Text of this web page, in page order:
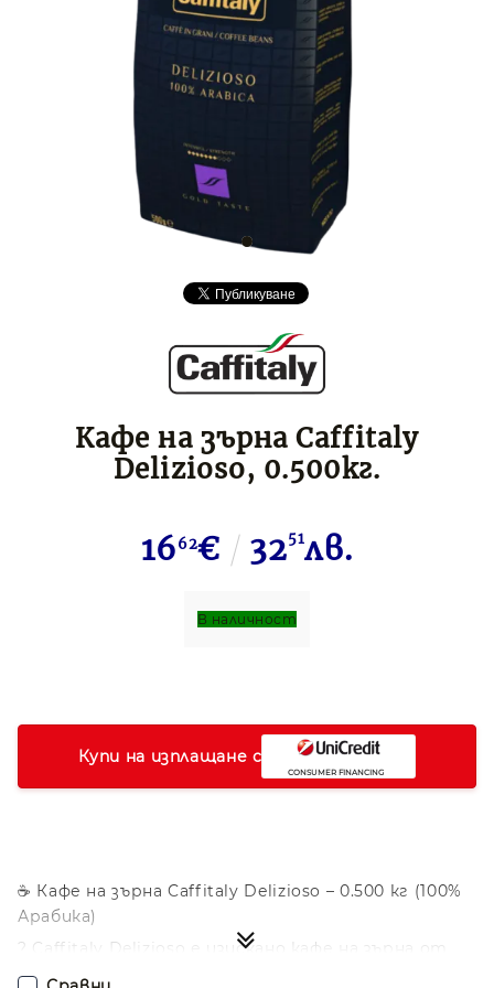
Кафе на зърна Caffitaly
Delizioso, 0.500кг.
1662€ 3251лв.
В наличност
☕ Кафе на зърна Caffitaly Delizioso – 0.500 кг (100%
Арабика)
? Caffitaly Delizioso е изискано кафе на зърна от
Купи на изплащане с